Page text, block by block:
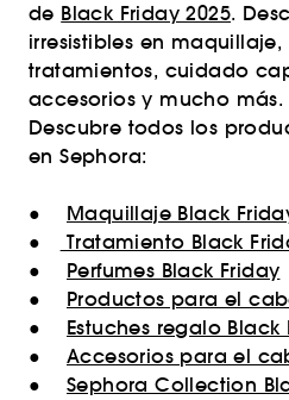
de Black Friday 2025.
irresistibles en maquillaje,
tratamientos, cuidado
accesorios y mucho más.
Descubre todos los
en Sephora:
● Maquillaje Black
●
Tratamiento Black
● Perfumes Black Friday
● Productos para el
● Estuches regalo Black
● Accesorios para el
● Sephora Collection